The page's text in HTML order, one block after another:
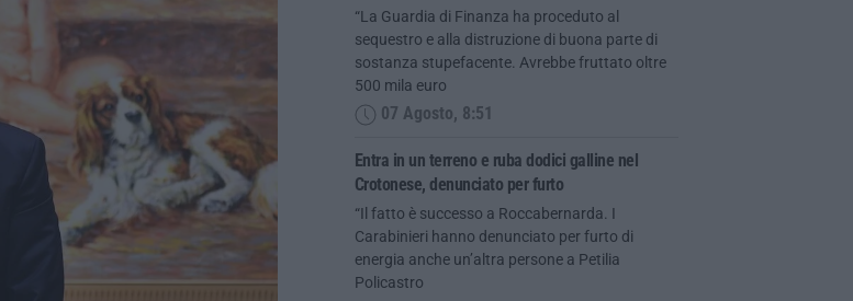
“La Guardia di Finanza ha proceduto al
sequestro e alla distruzione di buona parte di
sostanza stupefacente. Avrebbe fruttato oltre
500 mila euro
07 Agosto, 8:51
Entra in un terreno e ruba dodici galline nel
Crotonese, denunciato per furto
“Il fatto è successo a Roccabernarda. I
Carabinieri hanno denunciato per furto di
energia anche un’altra persone a Petilia
Policastro